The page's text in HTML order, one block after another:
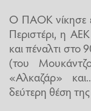
Ο ΠΑΟΚ νίκησε
Περιστέρι, η
και πέναλτι
(του
«Αλκαζάρ»
δεύτερη θέση